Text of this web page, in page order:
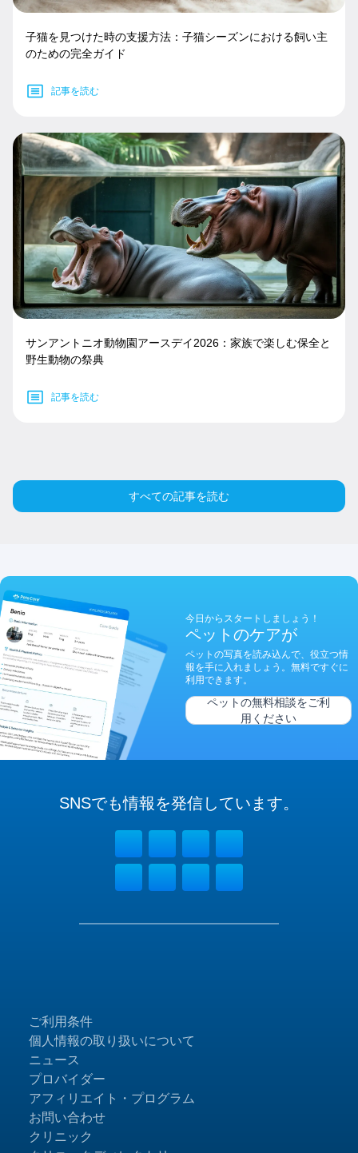
子猫を見つけた時の支援方法：子猫シーズンにおける飼い主
のための完全ガイド
記事を読む
サンアントニオ動物園アースデイ2026：家族で楽しむ保全と
野生動物の祭典
記事を読む
すべての記事を読む
今日からスタートしましょう！
ペットのケアが
ペットの写真を読み込んで、役立つ情
報を手に入れましょう。無料ですぐに
利用できます。
ペットの無料相談をご利
用ください
ご利用条件
個人情報の取り扱いについて
ニュース
プロバイダー
アフィリエイト・プログラム
お問い合わせ
クリニック
SNSでも情報を発信しています。